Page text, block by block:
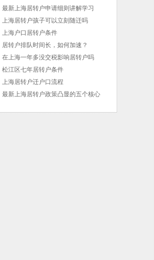
概率0
最新上海居转户申请细则讲解学习
上海居转户孩子可以立刻随迁吗
上海户口居转户条件
居转户排队时间长，如何加速？
在上海一年多没交税影响居转户吗
松江区七年居转户条件
上海居转户迁户口流程
最新上海居转户政策凸显的五个核心